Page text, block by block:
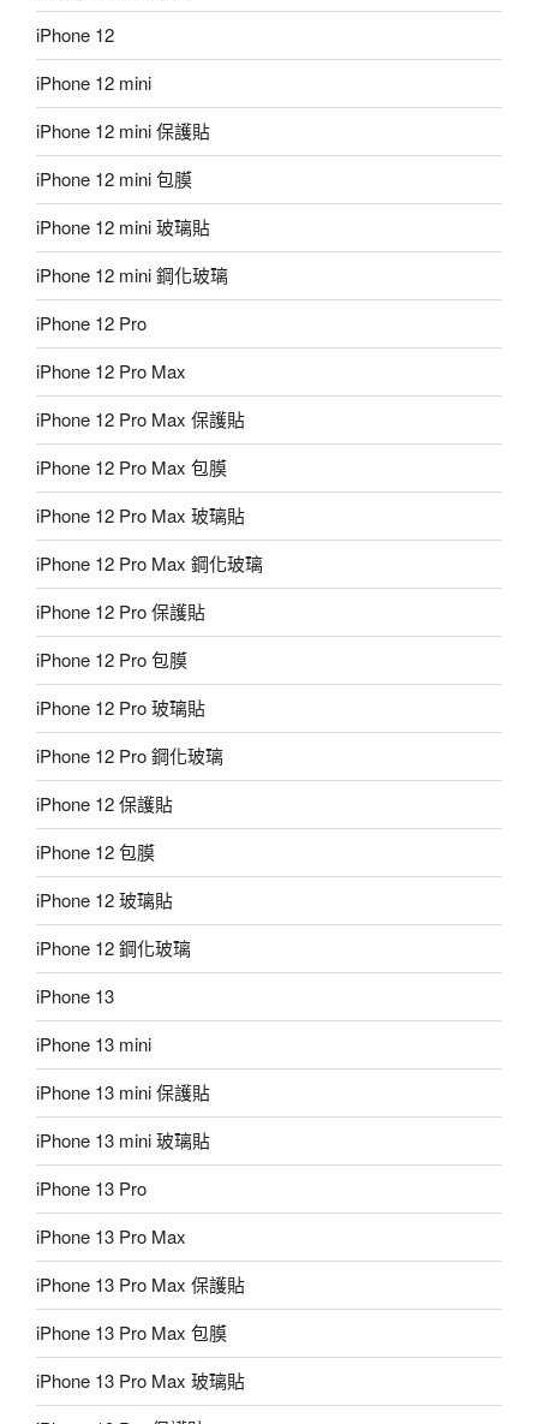
iPhone 12
iPhone 12 mini
iPhone 12 mini 保護貼
iPhone 12 mini 包膜
iPhone 12 mini 玻璃貼
iPhone 12 mini 鋼化玻璃
iPhone 12 Pro
iPhone 12 Pro Max
iPhone 12 Pro Max 保護貼
iPhone 12 Pro Max 包膜
iPhone 12 Pro Max 玻璃貼
iPhone 12 Pro Max 鋼化玻璃
iPhone 12 Pro 保護貼
iPhone 12 Pro 包膜
iPhone 12 Pro 玻璃貼
iPhone 12 Pro 鋼化玻璃
iPhone 12 保護貼
iPhone 12 包膜
iPhone 12 玻璃貼
iPhone 12 鋼化玻璃
iPhone 13
iPhone 13 mini
iPhone 13 mini 保護貼
iPhone 13 mini 玻璃貼
iPhone 13 Pro
iPhone 13 Pro Max
iPhone 13 Pro Max 保護貼
iPhone 13 Pro Max 包膜
iPhone 13 Pro Max 玻璃貼